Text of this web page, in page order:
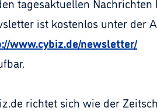
ist kostenlos unter der
www.cybiz.de/newsletter/
richtet sich wie der